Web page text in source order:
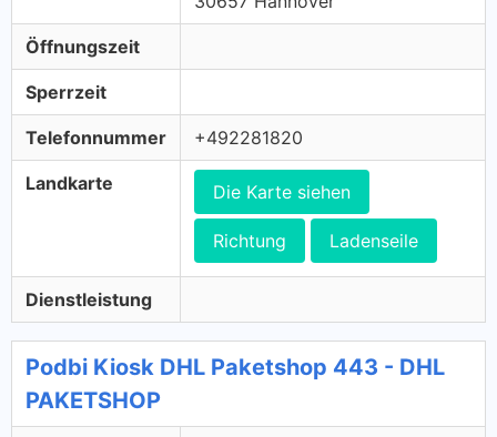
Öffnungszeit
Sperrzeit
Telefonnummer +492281820
Landkarte Die Karte siehen
Richtung Ladenseile
Dienstleistung
Podbi Kiosk DHL Paketshop 443 - DHL
PAKETSHOP